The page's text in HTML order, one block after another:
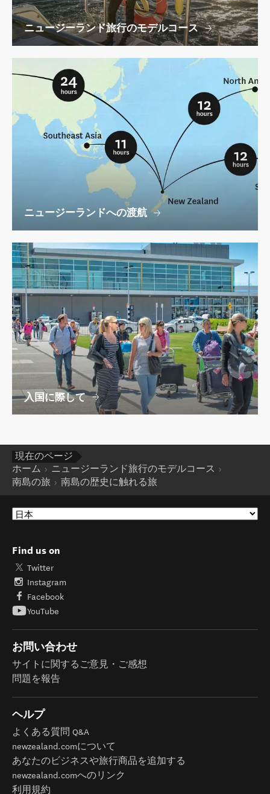
ニュージーランド旅行のモデルコース
ニュージーランドへの渡航
入国に際して
現在のページ
ホーム
ニュージーランド旅行のモデルコース
南島の旅
南島の歴史に触れる旅
Find us on
Twitter
Instagram
Facebook
YouTube
お問い合わせ
サイトに関するご意見・ご感想
問題を報告
ヘルプ
よくある質問 Q&A
newzealand.comについて
あなたのビジネスや旅行商品を追加する
newzealand.comへのリンク
利用規約